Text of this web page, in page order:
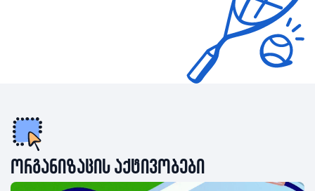
ორგანიზაცის აქტივობები